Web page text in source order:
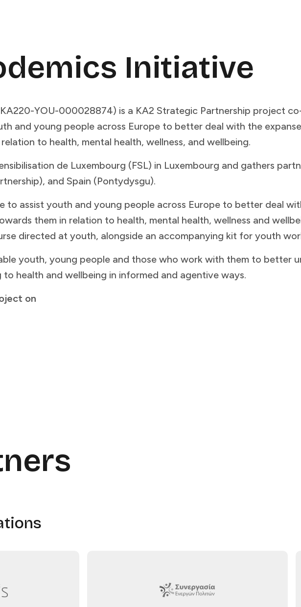
YOU-000028874) is a KA2 Strategic Partnership project
and young people across Europe to better deal with the
de Luxembourg (FSL) in Luxembourg and gathers
to assist youth and young people across Europe to better deal
them in relation to health, mental health, wellness and
for youth workers and educators.​​​​‌
youth, young people and those who work with them to better